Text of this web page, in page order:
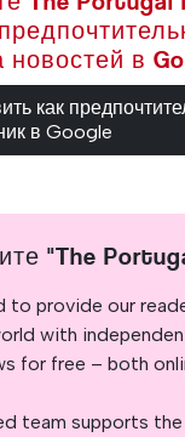
новостей в
как
в Google
"The
to provide our
with
for free – both
team supports the